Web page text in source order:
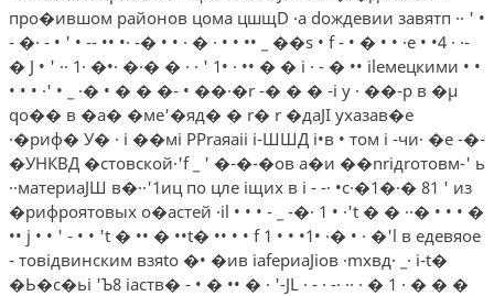
про�ившом районов цома цшщD ·а dождевии завятп ·· ' •
- �· - • ' • -- •• •· -� • • · � · • • •• _ ��s • f - • � • • ·е • •4 · ·-
� J • ' ·· 1· �•· �·� � · · ' 1• · •• � � i · - � •• ilемецкими • •
• • • ·' • _ ·� • � � �- • ��·�r -� � � -i у · ��-р в �µ
qo�� в �а� �ме'�яд� � r� r �дaJI ухазав�е
·�риф� У� · i ��мi PPraяaii i-ШШД i•в • том i -чи· �е -�-
�УНКВД �стовской·'f _ ' �-�-�ов а�и ��nriдrотовм-' ь
··материаJШ в�··'1иц по цле iщих в i - -· •с·�1�·� 81 ' из
�рифроятовых о�астей ·il • • • - _ -�· 1 • ·'t � � ··� • • • �
•• j • • ' - • • 't � •• � ••t� •• • • f 1 • • •1• ·� • · �'l в едевяое
- товiдвинским взяtо �• �ив iafepиaJioв ·mхвд· _· i-t�
�Ь�с�ьi 'Ъ8 iаств� - • � •• � · '-JL · - · -· ·· · � 1 · � � �